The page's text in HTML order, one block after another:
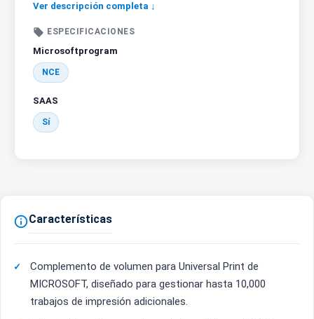
Ver descripción completa ↓
 ESPECIFICACIONES
Microsoftprogram
NCE
SAAS
Sí
Características
Complemento de volumen para Universal Print de
MICROSOFT, diseñado para gestionar hasta 10,000
trabajos de impresión adicionales.